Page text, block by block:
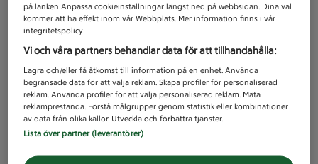
på länken Anpassa cookieinställningar längst ned på webbsidan. Dina val
kommer att ha effekt inom vår Webbplats. Mer information finns i vår
integritetspolicy.
Vi och våra partners behandlar data för att tillhandahålla:
Lagra och/eller få åtkomst till information på en enhet. Använda
begränsade data för att välja reklam. Skapa profiler för personaliserad
reklam. Använda profiler för att välja personaliserad reklam. Mäta
reklamprestanda. Förstå målgrupper genom statistik eller kombinationer
av data från olika källor. Utveckla och förbättra tjänster.
Lista över partner (leverantörer)